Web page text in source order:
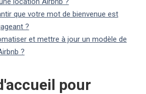
que votre mot de bienvenue est
?
et mettre à jour un modèle de
?
pour